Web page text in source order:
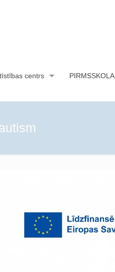
centrs PIRMSSKOLA